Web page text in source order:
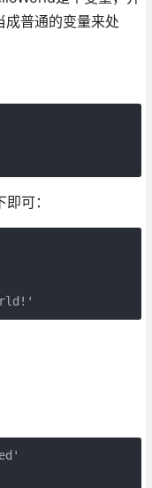
普通的变量来处
可：